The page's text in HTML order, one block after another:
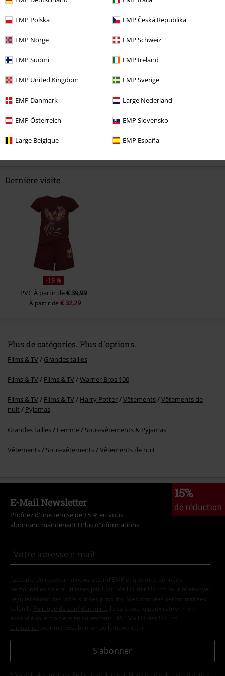
EMP Polska EMP Česká Republika
EMP Norge EMP Schweiz
EMP Suomi EMP Ireland
EMP United Kingdom EMP Sverige
EMP Danmark Large Nederland
EMP Österreich EMP Slovensko
Large Belgique EMP España
Design
Coupe
Commentaire
Envoyer le commentaire
Dernière visite
-19 %
PVCÀ partir de€ 39,99
À partir de € 32,29
Plus de catégories. Plus d'options.
Films & TV Grandes tailles
Films & TV Films & TV Warner Bros 100
Films & TV Films & TV Harry Potter Vêtements
Vêtements de
nuit
Pyjamas
Grandes tailles Femme Sous-vêtements & Pyjamas
Vêtements Sous-vêtements Vêtements de nuit
15%
de réduction
E-Mail Newsletter
Profitez d'une remise de 15 % en vous
abonnant maintenant ! Plus d'informations
J’accepte de recevoir la newsletter d’EMP et que mes données
personnelles soient utilisées par EMP Mail Order UK Ltd pour m’envoyer
régulièrement des infos sur ses produits. Mes données seront traitées
selon la
Politique de confidentialité . Je sais que je peux retirer mon
accord à tout moment en contactant EMP Mail Order UK Ltd.
Cliquer ici pour me désabonner de la newsletter.
S'abonner